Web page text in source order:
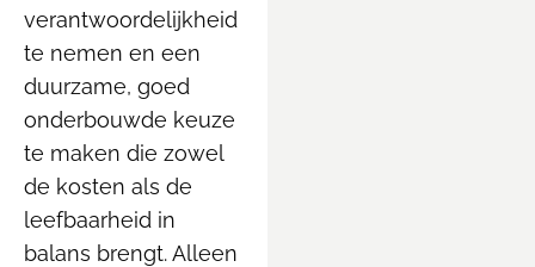
verantwoordelijkheid
te nemen en een
duurzame, goed
onderbouwde keuze
te maken die zowel
de kosten als de
leefbaarheid in
balans brengt. Alleen